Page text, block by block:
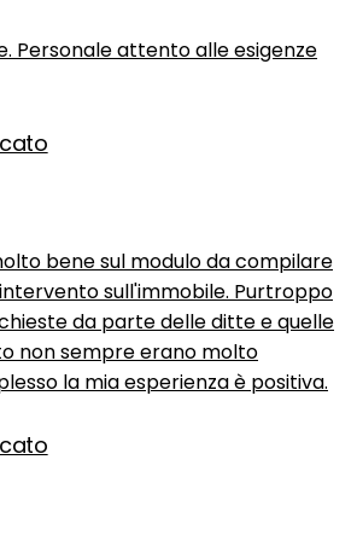
Personale attento alle esigenze
bene sul modulo da compilare
sull'immobile. Purtroppo
da parte delle ditte e quelle
non sempre erano molto
la mia esperienza è positiva.